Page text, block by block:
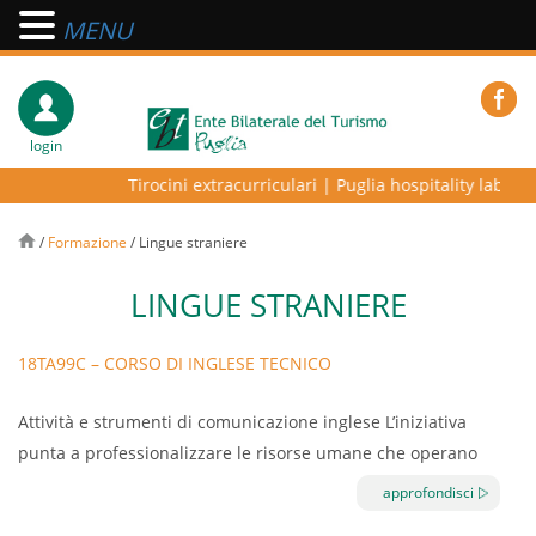
login
Tirocini extracurriculari| Puglia hospitality lab –
/ Formazione / Lingue straniere
LINGUE STRANIERE
18TA99C – CORSO DI INGLESE TECNICO
Attività e strumenti di comunicazione inglese L’iniziativa
punta a professionalizzare le risorse umane che operano
nei pubblici esercizi, implementando la conoscenza della
approfondisci
MENU